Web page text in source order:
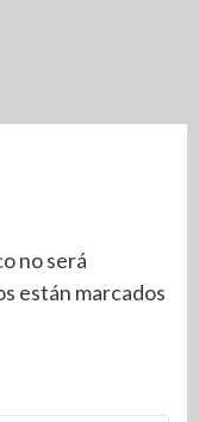
no será
están marcados